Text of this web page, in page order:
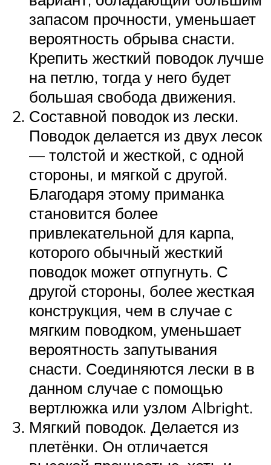
запасом прочности, уменьшает
вероятность обрыва снасти.
Крепить жесткий поводок лучше
на петлю, тогда у него будет
большая свобода движения.
Составной поводок из лески.
Поводок делается из двух лесок
— толстой и жесткой, с одной
стороны, и мягкой с другой.
Благодаря этому приманка
становится более
привлекательной для карпа,
которого обычный жесткий
поводок может отпугнуть. С
другой стороны, более жесткая
конструкция, чем в случае с
мягким поводком, уменьшает
вероятность запутывания
снасти. Соединяются лески в в
данном случае с помощью
вертлюжка или узлом Albright.
Мягкий поводок. Делается из
плетёнки. Он отличается